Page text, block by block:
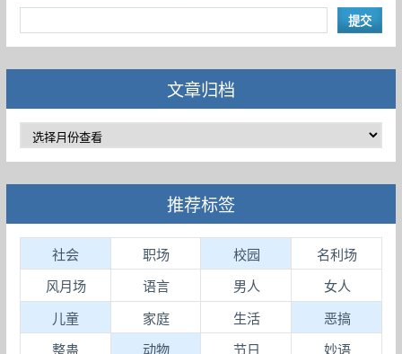
文章归档
推荐标签
社会 职场 校园 名利场
风月场 语言 男人 女人
儿童 家庭 生活 恶搞
整蛊 动物 节日 妙语